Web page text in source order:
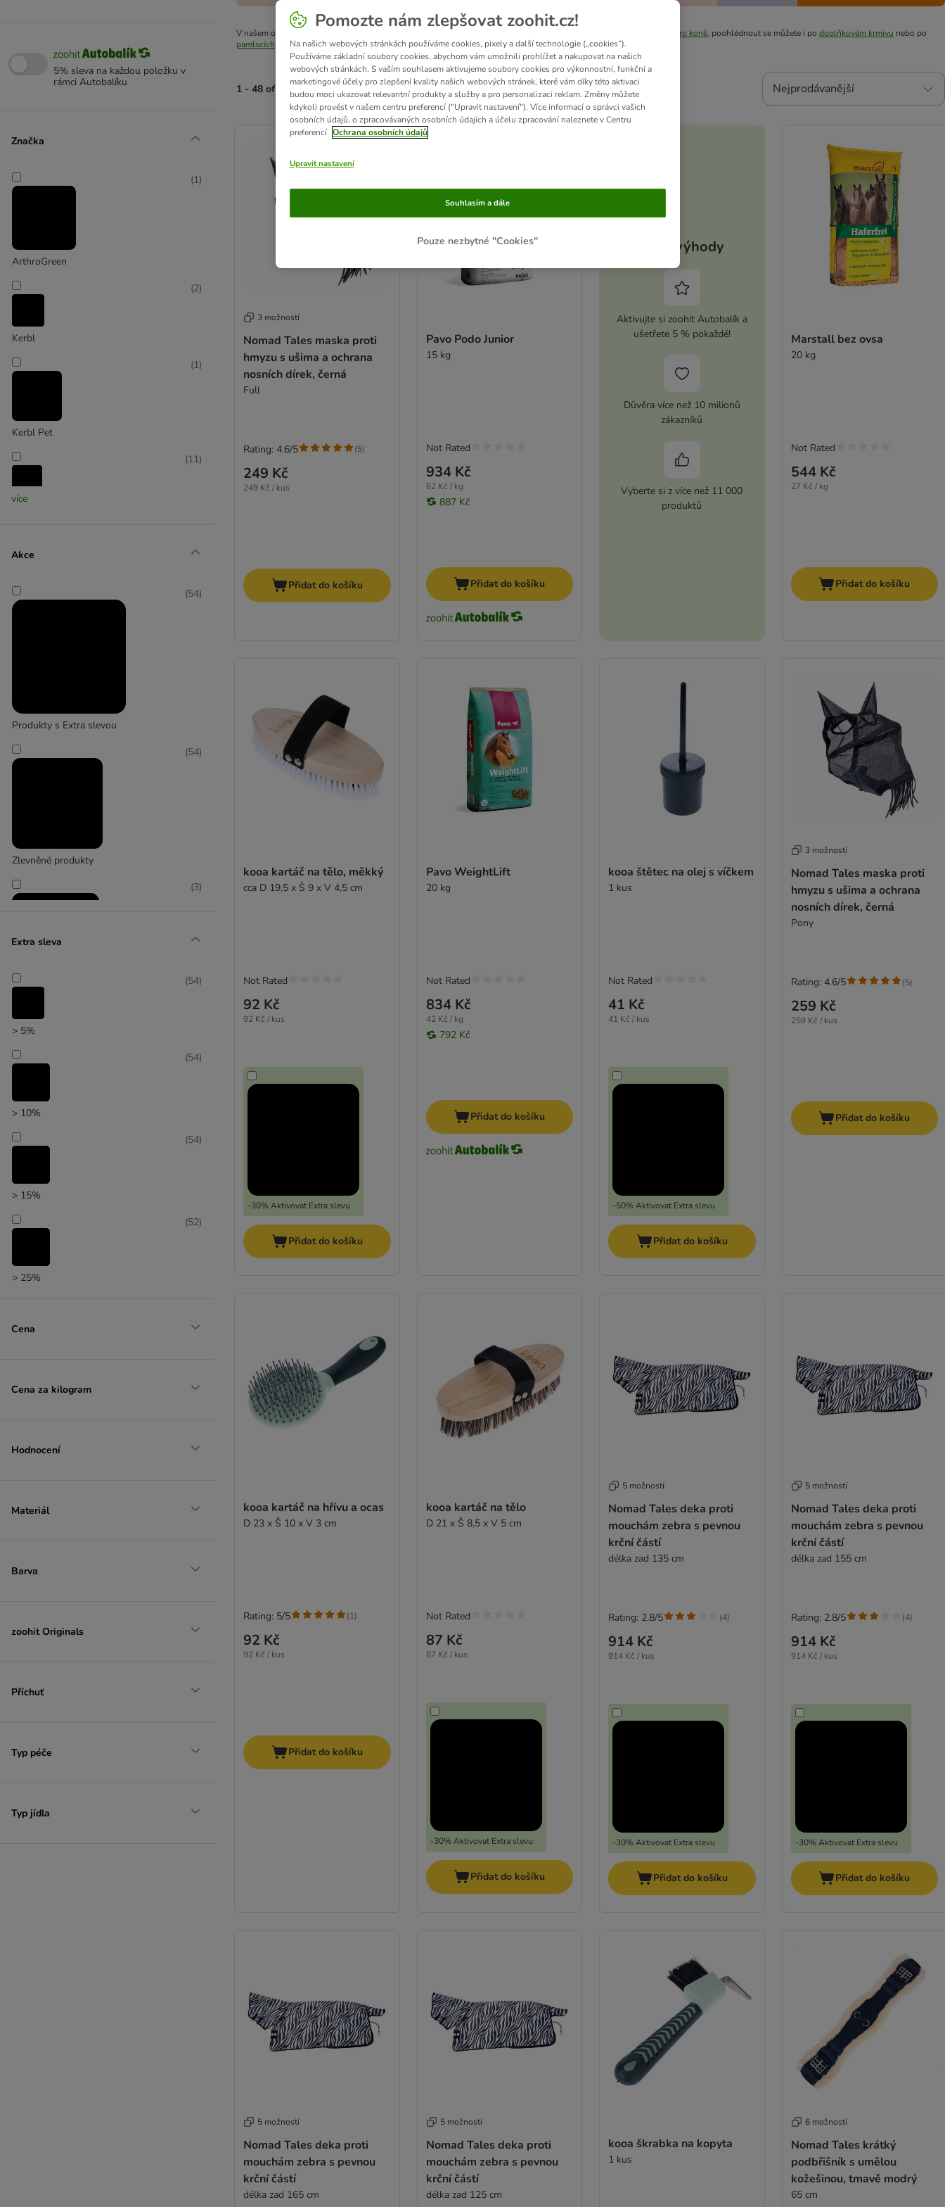
5% sleva na každou položku v
rámci Autobalíku
Značka
ArthroGreen
(1)
Kerbl
(2)
Kerbl Pet
(1)
(11)
Marstall
více
Akce
Produkty s Extra slevou
(54)
Zlevněné produkty
(54)
zoohit doporučuje
(3)
Extra sleva
> 5%
(54)
> 10%
(54)
> 15%
(54)
> 25%
(52)
(2)
Cena
Cena za kilogram
Hodnocení
Materiál
Barva
zoohit Originals
Příchuť
Typ péče
Typ jídla
V našem oddělení pro koně najdete široký výběr potřeb a doplňků pro koně: vyberte si z naší obsáhlé nabídky krmiva pro koně, poohlédnout se můžete i po doplňkovém krmivu nebo po
pamlscích pro koně. Přejeme vám mnoho zábavy při nákupu!
1 - 48 of 182 výsledků Nejprodávanější
product items have been changed
3 možností
Nomad Tales maska proti
hmyzu s ušima a ochrana
nosních dírek, černá
Full
249 Kč
249 Kč / kus
Rating: 4.6/5 (5)
Přidat do košíku
Pavo Podo Junior
15 kg
934 Kč
62 Kč / kg
887 Kč
Not Rated
Přidat do košíku
Vaše výhody
Aktivujte si zoohit Autobalík a
ušetřete 5 % pokaždé!
Důvěra více než 10 milionů
zákazníků
Vyberte si z více než 11 000
produktů
Marstall bez ovsa
20 kg
544 Kč
27 Kč / kg
Not Rated
Přidat do košíku
kooa kartáč na tělo, měkký
cca D 19,5 x Š 9 x V 4,5 cm
92 Kč
92 Kč / kus
-30% Aktivovat Extra slevu
Not Rated
Přidat do košíku
Pavo WeightLift
20 kg
834 Kč
42 Kč / kg
792 Kč
Not Rated
Přidat do košíku
kooa štětec na olej s víčkem
1 kus
41 Kč
41 Kč / kus
-50% Aktivovat Extra slevu
Not Rated
Přidat do košíku
3 možností
Nomad Tales maska proti
hmyzu s ušima a ochrana
nosních dírek, černá
Pony
259 Kč
259 Kč / kus
Rating: 4.6/5 (5)
Přidat do košíku
kooa kartáč na hřívu a ocas
D 23 x Š 10 x V 3 cm
92 Kč
92 Kč / kus
Rating: 5/5 (1)
Přidat do košíku
kooa kartáč na tělo
D 21 x Š 8,5 x V 5 cm
87 Kč
87 Kč / kus
-30% Aktivovat Extra slevu
Not Rated
Přidat do košíku
5 možností
Nomad Tales deka proti
mouchám zebra s pevnou
krční částí
délka zad 135 cm
914 Kč
914 Kč / kus
-30% Aktivovat Extra slevu
Rating: 2.8/5 (4)
Přidat do košíku
5 možností
Nomad Tales deka proti
mouchám zebra s pevnou
krční částí
délka zad 155 cm
914 Kč
914 Kč / kus
-30% Aktivovat Extra slevu
Rating: 2.8/5 (4)
Přidat do košíku
5 možností
Nomad Tales deka proti
mouchám zebra s pevnou
krční částí
délka zad 165 cm
5 možností
Nomad Tales deka proti
mouchám zebra s pevnou
krční částí
délka zad 125 cm
kooa škrabka na kopyta
1 kus
6 možností
Nomad Tales krátký
podbřišník s umělou
kožešinou, tmavě modrý
65 cm
Pomozte nám zlepšovat zoohit.cz!
Na našich webových stránkách používáme cookies, pixely a další technologie („cookies“).
Používáme základní soubory cookies, abychom vám umožnili prohlížet a nakupovat na našich
webových stránkách. S vaším souhlasem aktivujeme soubory cookies pro výkonnostní, funkční a
marketingové účely pro zlepšení kvality našich webových stránek, které vám díky této aktivaci
budou moci ukazovat relevantní produkty a služby a pro personalizaci reklam. Změny můžete
kdykoli provést v našem centru preferencí ("Upravit nastavení"). Více informací o správci vašich
osobních údajů, o zpracovávaných osobních údajích a účelu zpracování naleznete v Centru
preferencí Ochrana osobních údajů
Upravit nastavení
Pouze nezbytné "Cookies"
Souhlasím a dále